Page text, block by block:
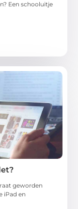
Een schooluitje
geworden
iPad en